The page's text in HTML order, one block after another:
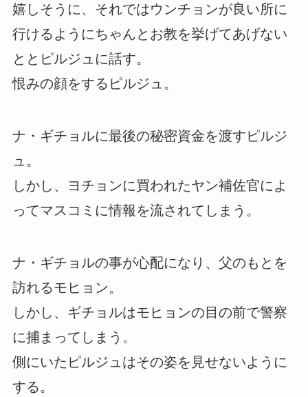
嬉しそうに、それではウンチョンが良い所に
行けるようにちゃんとお教を挙げてあげない
ととピルジュに話す。
恨みの顔をするピルジュ。
ナ・ギチョルに最後の秘密資金を渡すピルジ
ュ。
しかし、ヨチョンに買われたヤン補佐官によ
ってマスコミに情報を流されてしまう。
ナ・ギチョルの事が心配になり、父のもとを
訪れるモヒョン。
しかし、ギチョルはモヒョンの目の前で警察
に捕まってしまう。
側にいたピルジュはその姿を見せないように
する。